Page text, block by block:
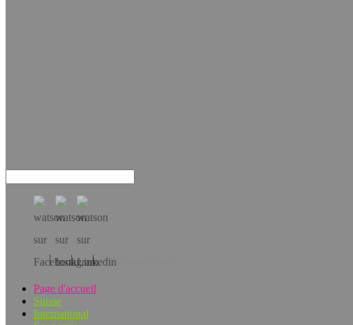
Téléchargez l’app!
Page d'accueil
Suisse
International